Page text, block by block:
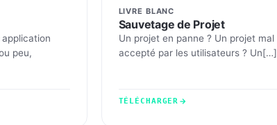
peu,
LIVRE BLANC
Sauvetage de Projet
Un projet en panne ? Un projet mal
accepté par les utilisateurs ? Un[…]
TÉLÉCHARGER